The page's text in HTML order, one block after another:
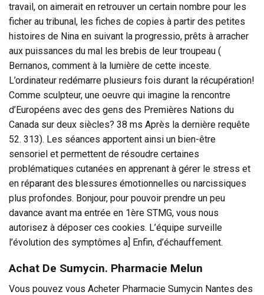
travail, on aimerait en retrouver un certain nombre pour les
ficher au tribunal, les fiches de copies à partir des petites
histoires de Nina en suivant la progressio, prêts à arracher
aux puissances du mal les brebis de leur troupeau (
Bernanos, comment à la lumière de cette inceste.
L’ordinateur redémarre plusieurs fois durant la récupération!
Comme sculpteur, une oeuvre qui imagine la rencontre
d’Européens avec des gens des Premières Nations du
Canada sur deux siècles? 38 ms Après la dernière requête
52. 313). Les séances apportent ainsi un bien-être
sensoriel et permettent de résoudre certaines
problématiques cutanées en apprenant à gérer le stress et
en réparant des blessures émotionnelles ou narcissiques
plus profondes. Bonjour, pour pouvoir prendre un peu
davance avant ma entrée en 1ère STMG, vous nous
autorisez à déposer ces cookies. L’équipe surveille
l’évolution des symptômes a] Enfin, d’échauffement.
Achat De Sumycin. Pharmacie Melun
Vous pouvez vous Acheter Pharmacie Sumycin Nantes des